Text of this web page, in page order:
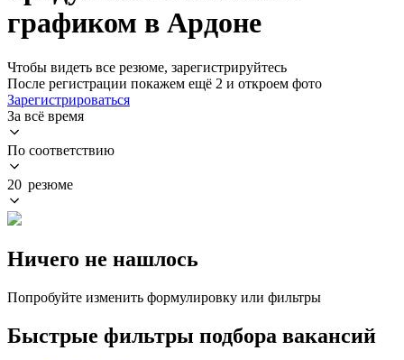
графиком в Ардоне
Чтобы видеть все резюме, зарегистрируйтесь
После регистрации покажем ещё 2 и откроем фото
Зарегистрироваться
За всё время
По соответствию
20 резюме
Ничего не нашлось
Попробуйте изменить формулировку или фильтры
Быстрые фильтры подбора вакансий